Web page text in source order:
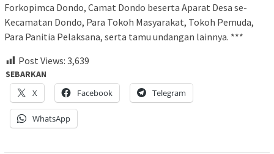
Forkopimca Dondo, Camat Dondo beserta Aparat Desa se-
Kecamatan Dondo, Para Tokoh Masyarakat, Tokoh Pemuda,
Para Panitia Pelaksana, serta tamu undangan lainnya. ***
Post Views: 3,639
SEBARKAN
X
Facebook Telegram
WhatsApp